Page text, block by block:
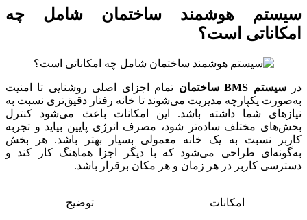
سیستم هوشمند ساختمان شامل چه
امکاناتی است؟
درسیستم ساختمان تمام اجزای اصلی روشنایی تا امنیت
به‌صورت یکپارچه مدیریت می‌شوند تا خانه رفتار دقیق‌تری نسبت به
نیازهای شما داشته باشد. این امکانات باعث می‌شود کنترل
بخش‌های مختلف ساده‌تر شود، مصرف انرژی پایین بیاید و تجربه
کاربر نسبت به یک خانه معمولی بسیار بهتر باشد. هر بخش
به‌گونه‌ای طراحی می‌شود که با دیگر اجزا هماهنگ کار کند و
دسترسی کاربر در هر زمان و هر مکان برقرار باشد.
امکانات توضیح